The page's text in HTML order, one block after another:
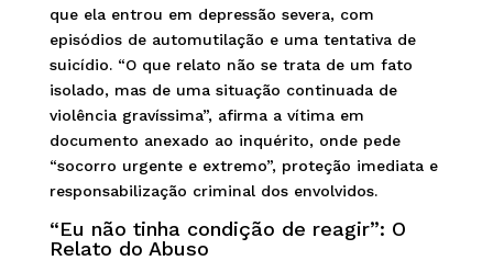
que ela entrou em depressão severa, com
episódios de automutilação e uma tentativa de
suicídio. “O que relato não se trata de um fato
isolado, mas de uma situação continuada de
violência gravíssima”, afirma a vítima em
documento anexado ao inquérito, onde pede
“socorro urgente e extremo”, proteção imediata e
responsabilização criminal dos envolvidos.
“Eu não tinha condição de reagir”: O
Relato do Abuso